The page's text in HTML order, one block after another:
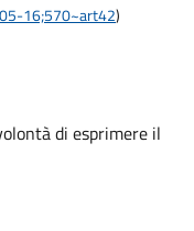
16;570~art42)
di esprimere il